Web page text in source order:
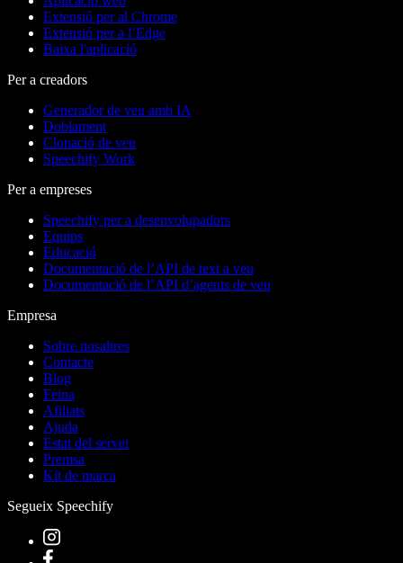
Extensió per al Chrome
Extensió per a l’Edge
Baixa l'aplicació
Per a creadors
Generador de veu amb IA
Doblament
Clonació de veu
Speechify Work
Per a empreses
Speechify per a desenvolupadors
Equips
Educació
Documentació de l’API de text a veu
Documentació de l’API d’agents de veu
Empresa
Sobre nosaltres
Contacte
Blog
Feina
Afiliats
Ajuda
Estat del servei
Premsa
Kit de marca
Segueix Speechify